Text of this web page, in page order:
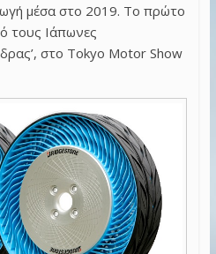
μέσα στο 2019. Το πρώτο
τους Ιάπωνες
στο Tokyo Motor Show